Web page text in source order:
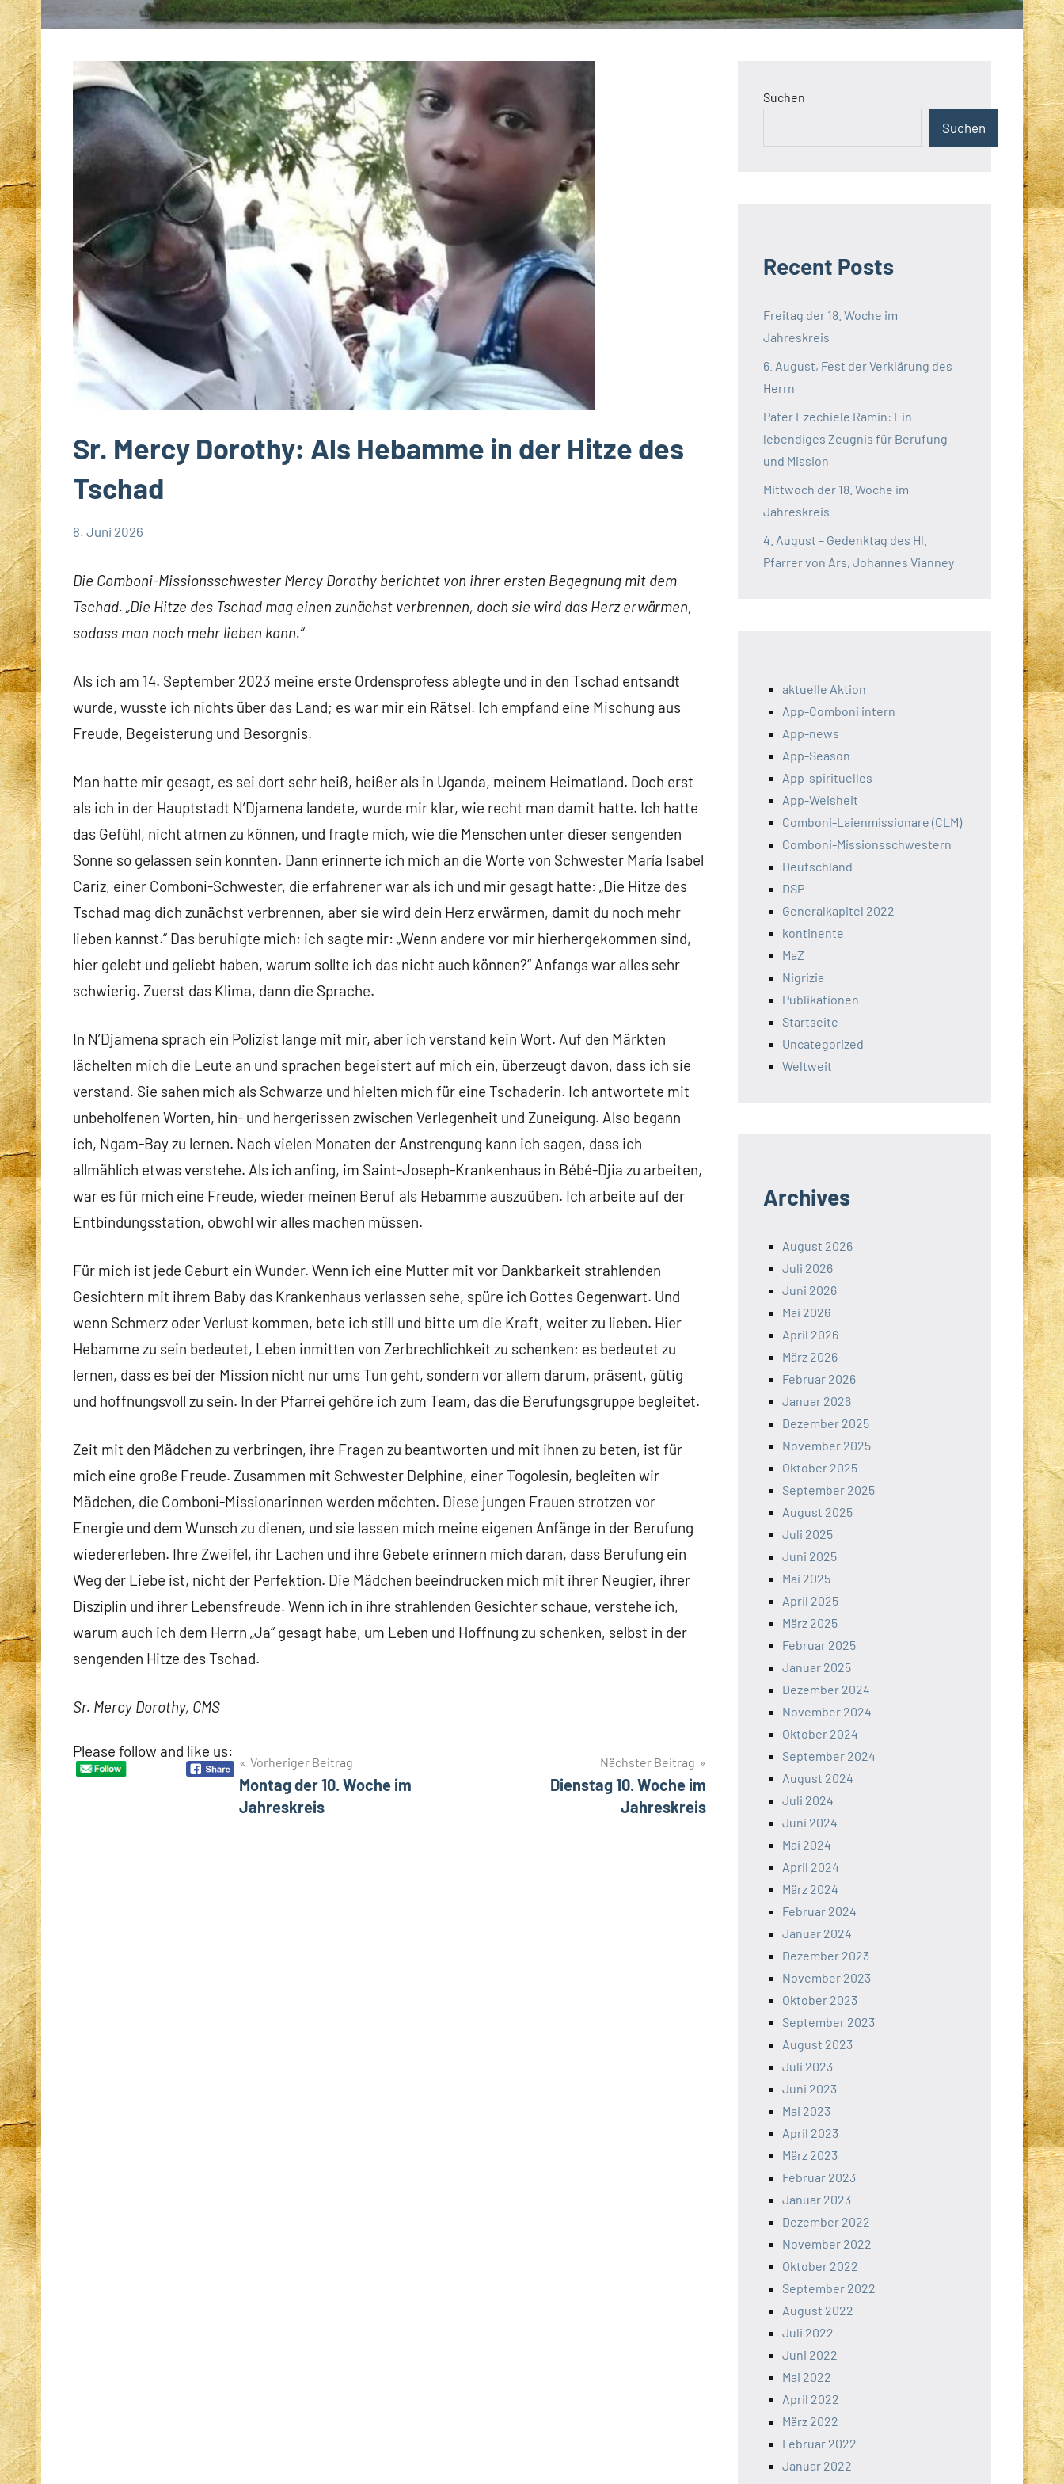
Sr. Mercy Dorothy: Als Hebamme in der Hitze des
Tschad
8. Juni 2026
Die Comboni-Missionsschwester Mercy Dorothy berichtet von ihrer ersten Begegnung mit dem
Tschad. „Die Hitze des Tschad mag einen zunächst verbrennen, doch sie wird das Herz erwärmen,
sodass man noch mehr lieben kann.“
Als ich am 14. September 2023 meine erste Ordensprofess ablegte und in den Tschad entsandt
wurde, wusste ich nichts über das Land; es war mir ein Rätsel. Ich empfand eine Mischung aus
Freude, Begeisterung und Besorgnis.
Man hatte mir gesagt, es sei dort sehr heiß, heißer als in Uganda, meinem Heimatland. Doch erst
als ich in der Hauptstadt N’Djamena landete, wurde mir klar, wie recht man damit hatte. Ich hatte
das Gefühl, nicht atmen zu können, und fragte mich, wie die Menschen unter dieser sengenden
Sonne so gelassen sein konnten. Dann erinnerte ich mich an die Worte von Schwester María Isabel
Cariz, einer Comboni-Schwester, die erfahrener war als ich und mir gesagt hatte: „Die Hitze des
Tschad mag dich zunächst verbrennen, aber sie wird dein Herz erwärmen, damit du noch mehr
lieben kannst.“ Das beruhigte mich; ich sagte mir: „Wenn andere vor mir hierhergekommen sind,
hier gelebt und geliebt haben, warum sollte ich das nicht auch können?“ Anfangs war alles sehr
schwierig. Zuerst das Klima, dann die Sprache.
In N’Djamena sprach ein Polizist lange mit mir, aber ich verstand kein Wort. Auf den Märkten
lächelten mich die Leute an und sprachen begeistert auf mich ein, überzeugt davon, dass ich sie
verstand. Sie sahen mich als Schwarze und hielten mich für eine Tschaderin. Ich antwortete mit
unbeholfenen Worten, hin- und hergerissen zwischen Verlegenheit und Zuneigung. Also begann
ich, Ngam-Bay zu lernen. Nach vielen Monaten der Anstrengung kann ich sagen, dass ich
allmählich etwas verstehe. Als ich anfing, im Saint-Joseph-Krankenhaus in Bébé-Djia zu arbeiten,
war es für mich eine Freude, wieder meinen Beruf als Hebamme auszuüben. Ich arbeite auf der
Entbindungsstation, obwohl wir alles machen müssen.
Für mich ist jede Geburt ein Wunder. Wenn ich eine Mutter mit vor Dankbarkeit strahlenden
Gesichtern mit ihrem Baby das Krankenhaus verlassen sehe, spüre ich Gottes Gegenwart. Und
wenn Schmerz oder Verlust kommen, bete ich still und bitte um die Kraft, weiter zu lieben. Hier
Hebamme zu sein bedeutet, Leben inmitten von Zerbrechlichkeit zu schenken; es bedeutet zu
lernen, dass es bei der Mission nicht nur ums Tun geht, sondern vor allem darum, präsent, gütig
und hoffnungsvoll zu sein. In der Pfarrei gehöre ich zum Team, das die Berufungsgruppe begleitet.
Zeit mit den Mädchen zu verbringen, ihre Fragen zu beantworten und mit ihnen zu beten, ist für
mich eine große Freude. Zusammen mit Schwester Delphine, einer Togolesin, begleiten wir
Mädchen, die Comboni-Missionarinnen werden möchten. Diese jungen Frauen strotzen vor
Energie und dem Wunsch zu dienen, und sie lassen mich meine eigenen Anfänge in der Berufung
wiedererleben. Ihre Zweifel, ihr Lachen und ihre Gebete erinnern mich daran, dass Berufung ein
Weg der Liebe ist, nicht der Perfektion. Die Mädchen beeindrucken mich mit ihrer Neugier, ihrer
Disziplin und ihrer Lebensfreude. Wenn ich in ihre strahlenden Gesichter schaue, verstehe ich,
warum auch ich dem Herrn „Ja“ gesagt habe, um Leben und Hoffnung zu schenken, selbst in der
sengenden Hitze des Tschad.
Sr. Mercy Dorothy, CMS
Please follow and like us:
BeitragsnavigationVorheriger Beitrag
Montag der 10. Woche im
Jahreskreis
Nächster Beitrag
Dienstag 10. Woche im
Jahreskreis
Suchen
Suchen
Recent Posts
Freitag der 18. Woche im
Jahreskreis
6. August, Fest der Verklärung des
Herrn
Pater Ezechiele Ramin: Ein
lebendiges Zeugnis für Berufung
und Mission
Mittwoch der 18. Woche im
Jahreskreis
4. August – Gedenktag des Hl.
Pfarrer von Ars, Johannes Vianney
aktuelle Aktion
App-Comboni intern
App-news
App-Season
App-spirituelles
App-Weisheit
Comboni-Laienmissionare (CLM)
Comboni-Missionsschwestern
Deutschland
DSP
Generalkapitel 2022
kontinente
MaZ
Nigrizia
Publikationen
Startseite
Uncategorized
Weltweit
Archives
August 2026
Juli 2026
Juni 2026
Mai 2026
April 2026
März 2026
Februar 2026
Januar 2026
Dezember 2025
November 2025
Oktober 2025
September 2025
August 2025
Juli 2025
Juni 2025
Mai 2025
April 2025
März 2025
Februar 2025
Januar 2025
Dezember 2024
November 2024
Oktober 2024
September 2024
August 2024
Juli 2024
Juni 2024
Mai 2024
April 2024
März 2024
Februar 2024
Januar 2024
Dezember 2023
November 2023
Oktober 2023
September 2023
August 2023
Juli 2023
Juni 2023
Mai 2023
April 2023
März 2023
Februar 2023
Januar 2023
Dezember 2022
November 2022
Oktober 2022
September 2022
August 2022
Juli 2022
Juni 2022
Mai 2022
April 2022
März 2022
Februar 2022
Januar 2022